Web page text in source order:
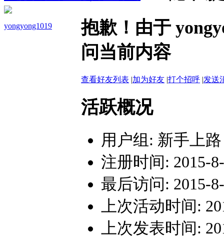
yongyong1019
抱歉！由于
问当前内容
查看好友列表 |加为好友 |打个招呼 |发送
活跃概况
用户组: 新手上路
注册时间: 2015-
最后访问: 2015-
上次活动时间:
上次发表时间: